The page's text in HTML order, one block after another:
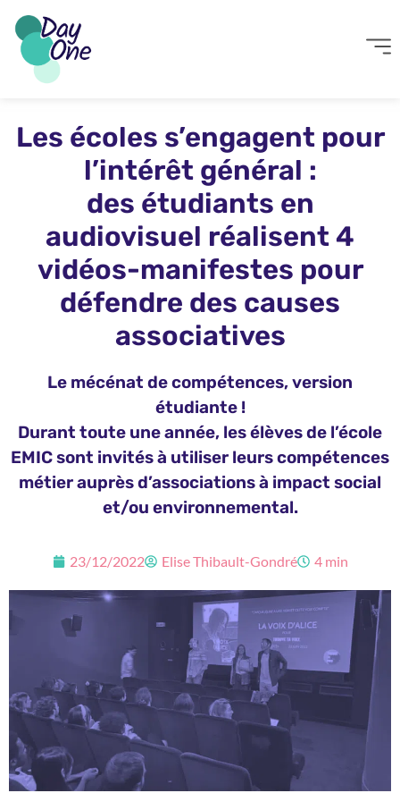
Les écoles s’engagent pour
l’intérêt général :
des étudiants en
audiovisuel réalisent 4
vidéos-manifestes pour
défendre des causes
associatives
Le mécénat de compétences, version
étudiante !
Durant toute une année, les élèves de l’école
EMIC sont invités à utiliser leurs compétences
métier auprès d’associations à impact social
et/ou environnemental.
23/12/2022 Elise Thibault-Gondré 4 min